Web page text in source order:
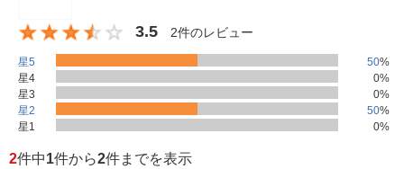
3.5 2件のレビュー
星5 50%
星4
0%
星3
0%
星2
50%
星1
0%
2件中1件から2件までを表示